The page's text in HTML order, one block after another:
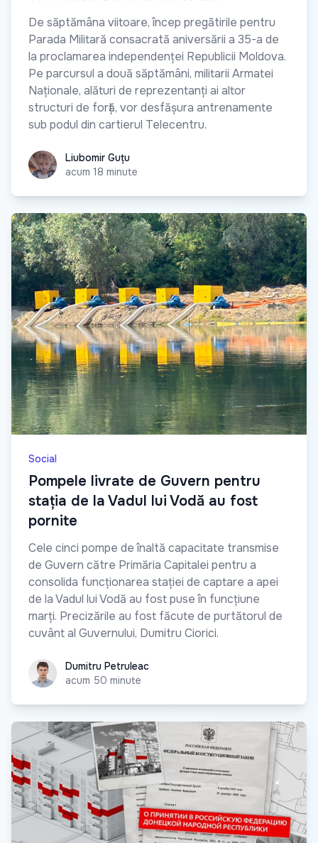
De săptămâna viitoare, încep pregătirile pentru
Parada Militară consacrată aniversării a 35-a de
la proclamarea independenței Republicii Moldova.
Pe parcursul a două săptămâni, militarii Armatei
Naționale, alături de reprezentanți ai altor
structuri de forță, vor desfășura antrenamente
sub podul din cartierul Telecentru.
Liubomir Guțu
Liubomir Guțu
acum 18 minute
Social
Pompele livrate de Guvern pentru
stația de la Vadul lui Vodă au fost
pornite
Cele cinci pompe de înaltă capacitate transmise
de Guvern către Primăria Capitalei pentru a
consolida funcționarea stației de captare a apei
de la Vadul lui Vodă au fost puse în funcțiune
marți. Precizările au fost făcute de purtătorul de
cuvânt al Guvernului, Dumitru Ciorici.
Dumitru Petruleac
Dumitru Petruleac
acum 50 minute